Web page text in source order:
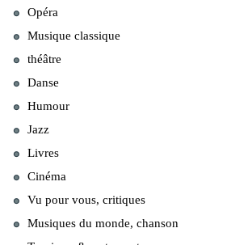
Opéra
Musique classique
théâtre
Danse
Humour
Jazz
Livres
Cinéma
Vu pour vous, critiques
Musiques du monde, chanson